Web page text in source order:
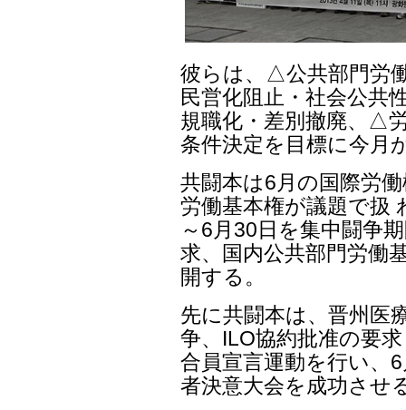
彼らは、△公共部門労
民営化阻止・社会公共
規職化・差別撤廃、△
条件決定を目標に今月
共闘本は6月の国際労
労働基本権が議題で扱
～6月30日を集中闘争
求、国内公共部門労働
開する。
先に共闘本は、晋州医
争、ILO協約批准の要
合員宣言運動を行い、
者決意大会を成功させ